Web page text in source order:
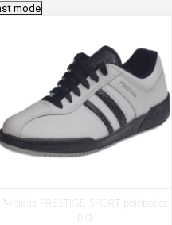
mode
Moleda PRESTIGE SPORT polobotka
bílá